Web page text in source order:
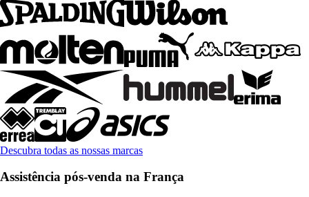
Descubra todas as nossas marcas
Assistência pós-venda na França